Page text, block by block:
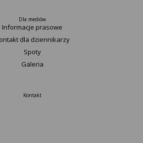
Dla mediów
Informacje prasowe
dla dziennikarzy
Spoty
Galeria
Kontakt